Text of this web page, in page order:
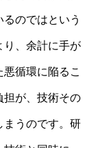
のではという
り、余計に手が
循環に陥るこ
担が、技術その
まうのです。研